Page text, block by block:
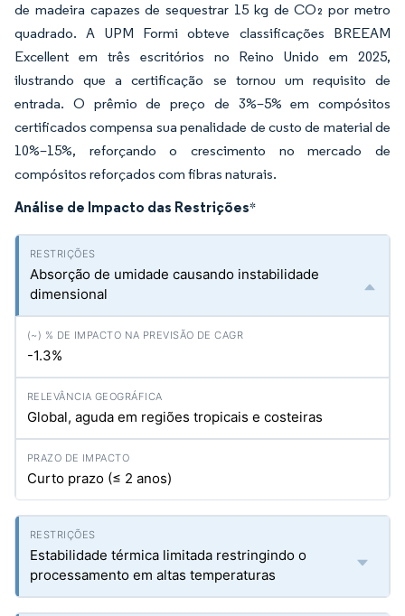
de madeira capazes de sequestrar 15 kg de CO₂ por metro
quadrado. A UPM Formi obteve classificações BREEAM
Excellent em três escritórios no Reino Unido em 2025,
ilustrando que a certificação se tornou um requisito de
entrada. O prêmio de preço de 3%–5% em compósitos
certificados compensa sua penalidade de custo de material de
10%–15%, reforçando o crescimento no mercado de
compósitos reforçados com fibras naturais.
Análise de Impacto das Restrições*
Absorção de umidade causando instabilidade
dimensional
-1.3%
Global, aguda em regiões tropicais e costeiras
Curto prazo (≤ 2 anos)
Estabilidade térmica limitada restringindo o
processamento em altas temperaturas